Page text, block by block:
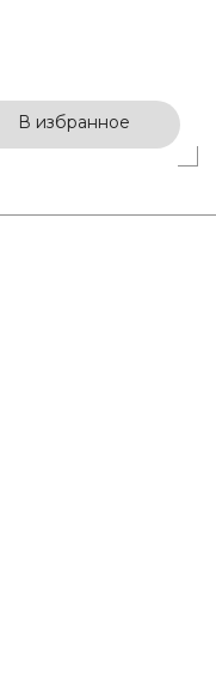
В избранное